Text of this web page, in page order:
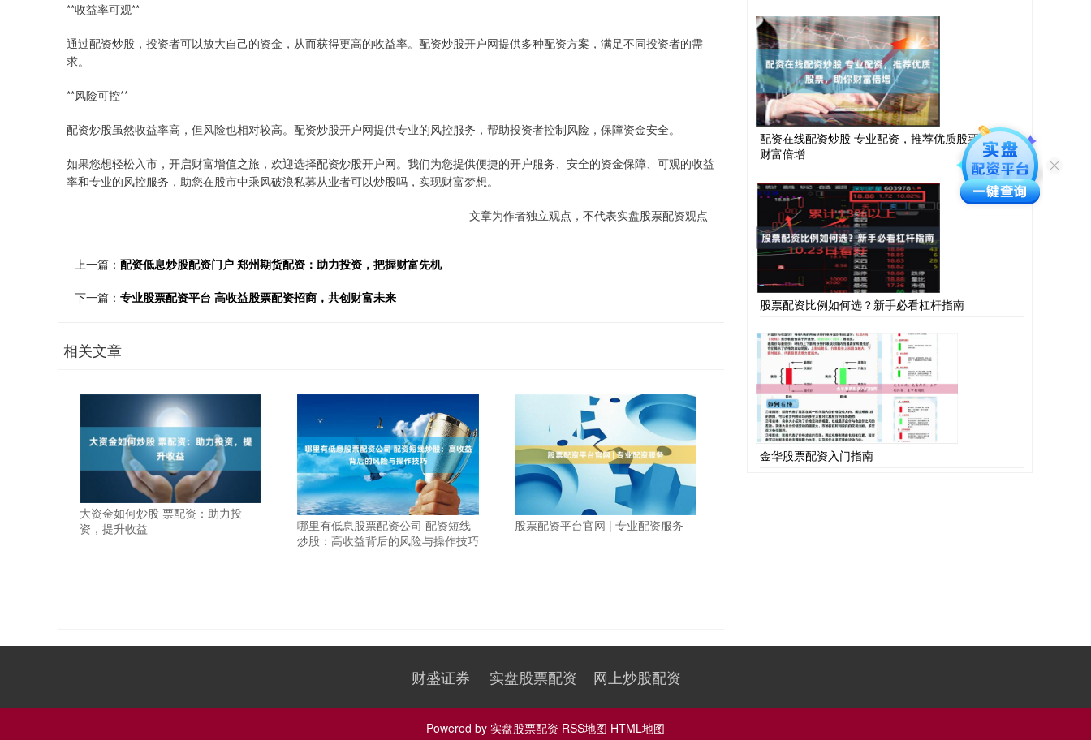
**收益率可观**
通过配资炒股，投资者可以放大自己的资金，从而获得更高的收益率。配资炒股开户网提供多种配资方案，满足不同投资者的需
求。
**风险可控**
配资炒股虽然收益率高，但风险也相对较高。配资炒股开户网提供专业的风控服务，帮助投资者控制风险，保障资金安全。
如果您想轻松入市，开启财富增值之旅，欢迎选择配资炒股开户网。我们为您提供便捷的开户服务、安全的资金保障、可观的收益
率和专业的风控服务，助您在股市中乘风破浪私募从业者可以炒股吗，实现财富梦想。
文章为作者独立观点，不代表实盘股票配资观点
上一篇： 配资低息炒股配资门户 郑州期货配资：助力投资，把握财富先机
下一篇： 专业股票配资平台 高收益股票配资招商，共创财富未来
相关文章
大资金如何炒股 票配资：助力投
资，提升收益
哪里有低息股票配资公司 配资短线
炒股：高收益背后的风险与操作技巧
股票配资平台官网 | 专业配资服务
配资在线配资炒股 专业配资，推荐优质股票，助你
财富倍增
股票配资比例如何选？新手必看杠杆指南
金华股票配资入门指南
财盛证券 实盘股票配资 网上炒股配资
Powered by 实盘股票配资 RSS地图 HTML地图